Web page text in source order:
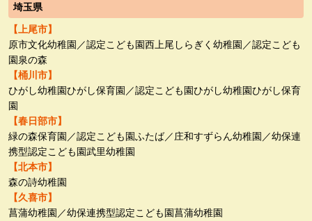
埼玉県
【上尾市】
原市文化幼稚園／認定こども園西上尾しらぎく幼稚園／認定こども
園泉の森
【桶川市】
ひがし幼稚園ひがし保育園／認定こども園ひがし幼稚園ひがし保育
園
【春日部市】
緑の森保育園／認定こども園ふたば／庄和すずらん幼稚園／幼保連
携型認定こども園武里幼稚園
【北本市】
森の詩幼稚園
【久喜市】
菖蒲幼稚園／幼保連携型認定こども園菖蒲幼稚園